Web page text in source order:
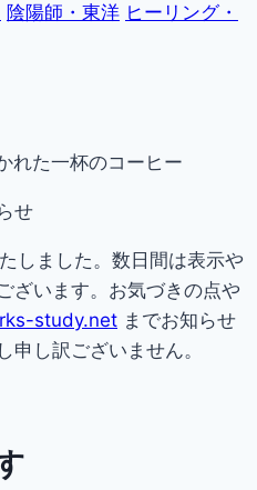
陰陽師・東洋 ヒーリング・
せ
しました。数日間は表示や
ざいます。お気づきの点や
study.net までお知らせ
申し訳ございません。